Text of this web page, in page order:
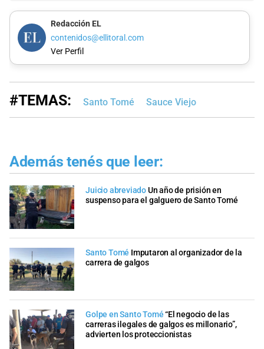
Redacción EL
contenidos@ellitoral.com
Ver Perfil
#TEMAS: Santo Tomé Sauce Viejo
Además tenés que leer:
Juicio abreviadoUn año de prisión en
suspenso para el galguero de Santo Tomé
Santo Tomé Imputaron al organizador de la
carrera de galgos
Golpe en Santo Tomé“El negocio de las
carreras ilegales de galgos es millonario”,
advierten los proteccionistas